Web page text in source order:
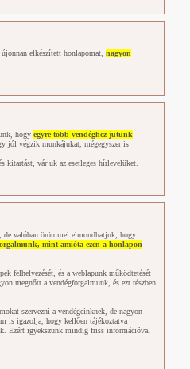
elkészített honlapomat, nagyon
hogy egyre több vendéghez jutunk
jól végzik munkájukat, mégegyszer is
kitartást, várjuk az esetleges hírlevelüket.
valóban örömmel elmondhatjuk, hogy
mint amióta ezen a honlapon
felhelyezését, és a weblapunk működtetését
megnőtt a vendégforgalmunk, és ezt részben
szervezni a vendégeinknek, de nagyon
is igazolja, hogy kellően tájékoztatva
Ezért igyekszünk mindig friss információval